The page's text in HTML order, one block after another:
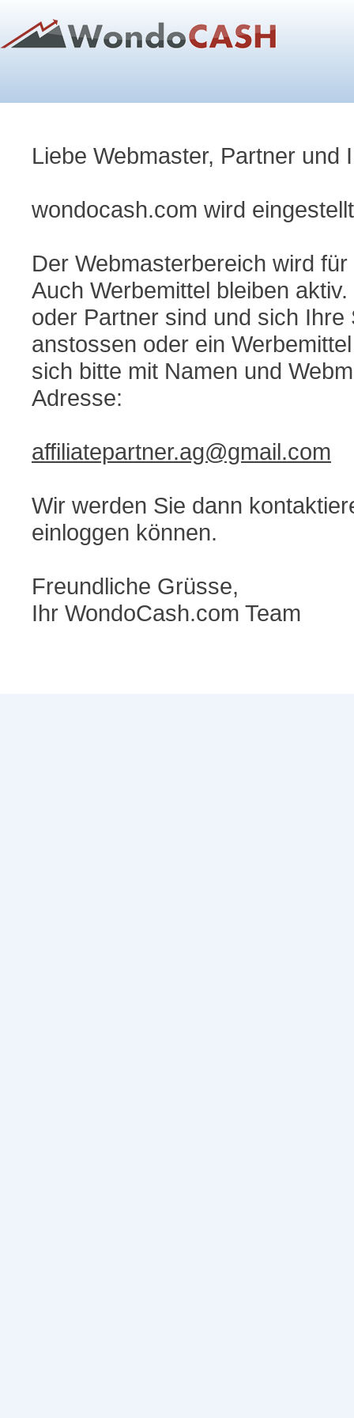
Liebe Webmaster, Partner und
wondocash.com wird
Der Webmasterbereich wird
Auch Werbemittel bleiben
oder Partner sind und sich
anstossen oder ein
sich bitte mit Namen und
Adresse:
affiliatepartner.ag@gmail.com
Wir werden Sie dann
einloggen können.
Freundliche Grüsse,
Ihr WondoCash.com Team